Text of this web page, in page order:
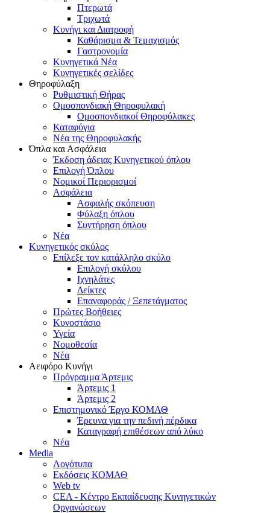
Πτερωτά
Τριχωτά
Κυνήγι και Διατροφή
Καθάρισμα & Τεμαχισμός
Γαστρονομία
Κυνηγετικά Νέα
Κυνηγετικές σελίδες
Θηροφύλαξη
Ρυθμιστική Θήρας
Ομοσπονδιακή Θηροφυλακή
Oμοσπονδιακοί Θηροφύλακες
Καταφύγια
Νέα της Θηροφυλακής
Όπλα και Ασφάλεια
Έκδοση άδειας Κυνηγετικού όπλου
Επιλογή Όπλου
Νομικοί Περιορισμοί
Ασφάλεια
Ασφαλής σκόπευση
Φύλαξη όπλου
Συντήρηση όπλου
Νέα
Κυνηγετικός σκύλος
Επίλεξε τον κατάλληλο σκύλο
Επιλογή σκύλου
Ιχνηλάτες
Δείκτες
Επαναφοράς / Ξεπετάγματος
Πρώτες Βοήθειες
Κυνοστάσιο
Υγεία
Νομοθεσία
Νέα
Αειφόρο Κυνήγι
Πρόγραμμα Άρτεμις
Άρτεμις 1
Άρτεμις 2
Επιστημονικό Έργο ΚΟΜΑΘ
Έρευνα για την πεδινή πέρδικα
Καταγραφή επιθέσεων από λύκο
Νέα
Media
Λογότυπα
Εκδόσεις ΚΟΜΑΘ
Web tv
CEA - Κέντρο Εκπαίδευσης Κυνηγετικών
Οργανώσεων